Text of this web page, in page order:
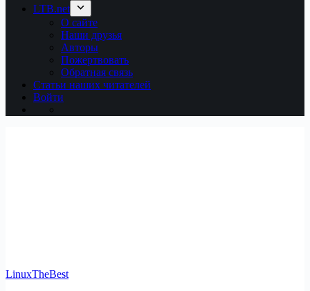
LTB.net
О сайте
Наши друзья
Авторы
Пожертвовать
Обратная связь
Статьи наших читателей
Войти
LinuxTheBest